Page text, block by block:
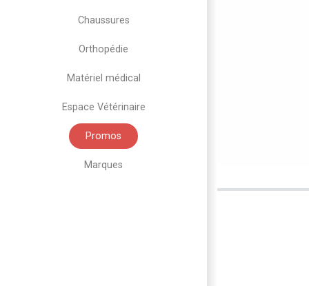
Chaussures
Orthopédie
Matériel médical
Espace Vétérinaire
Promos
Marques